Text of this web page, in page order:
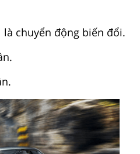
chuyển động biến đổi.